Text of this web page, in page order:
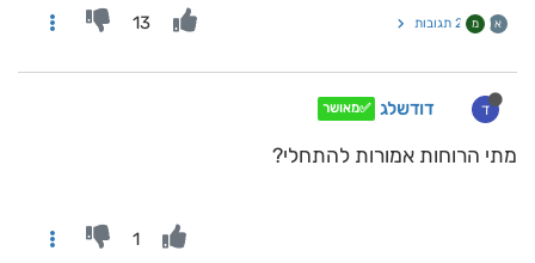
א מ 2 תגובות 13
ד דודשלג ✅מאושר
מתי הרוחות אמורות להתחלי?
1